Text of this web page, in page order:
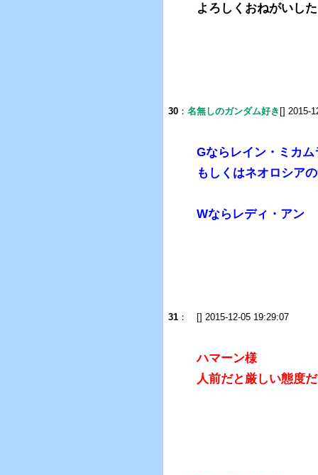
よろしくおねがいし
30 ： 名無しのガンダム好き [] 2015-
Gならレイン・ミカム
もしくはネオロシア
Wならレディ・アン
31 ： [] 2015-12-05 19:29:07
ハマーン様
人前だと厳しい態度